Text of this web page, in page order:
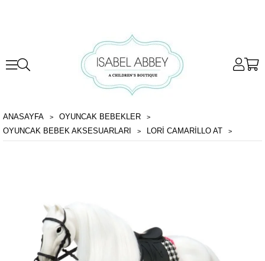
ANASAYFA
OYUNCAK BEBEKLER
OYUNCAK BEBEK AKSESUARLARI
LORI CAMARILLO AT